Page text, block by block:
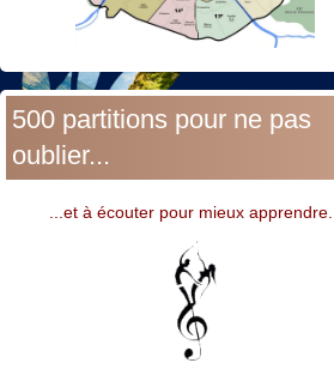
500 partitions pour ne pas
oublier...
...et à écouter pour mieux apprendre...